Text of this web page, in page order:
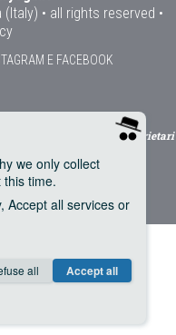
• all rights reserved •
E FACEBOOK
e Abhijata Iyengar Proprietari
we only collect
time.
Accept all services or
learn more
all Accept all
Invisible Save